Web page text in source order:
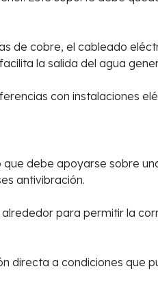
de cobre, el cableado
la salida del agua
con instalaciones
debe apoyarse sobre
antivibración.
para permitir la
directa a condiciones que